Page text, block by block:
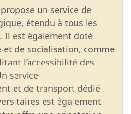
un service de
étendu à tous les
Il est également doté
et de socialisation, comme
l’accessibilité des
service
et de transport dédié
est également